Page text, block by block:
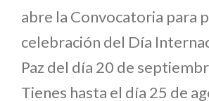
abre la Convocatoria para
celebración del Día
Paz del día 20 de
Tienes hasta el día 25 de